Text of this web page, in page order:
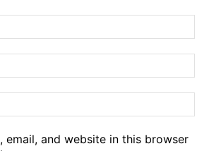
email, and website in this browser